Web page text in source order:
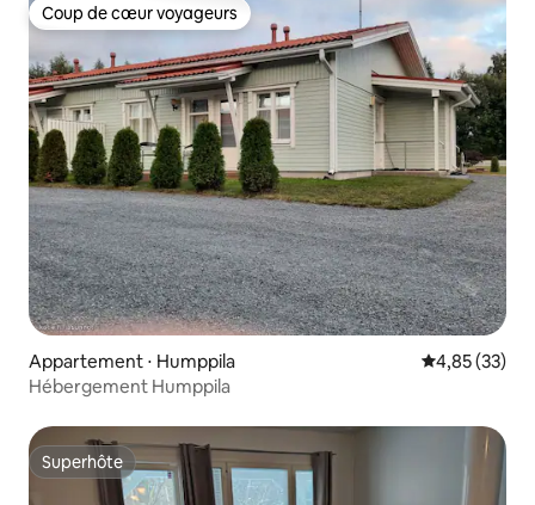
Coup de cœur voyageurs
Coup de cœur voyageurs
Appartement ⋅ Humppila Évaluation
4,85 (33)
Hébergement Humppila
Superhôte
Superhôte